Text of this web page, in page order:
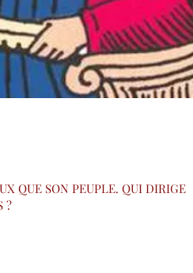
QUE SON PEUPLE. QUI DIRIGE
?